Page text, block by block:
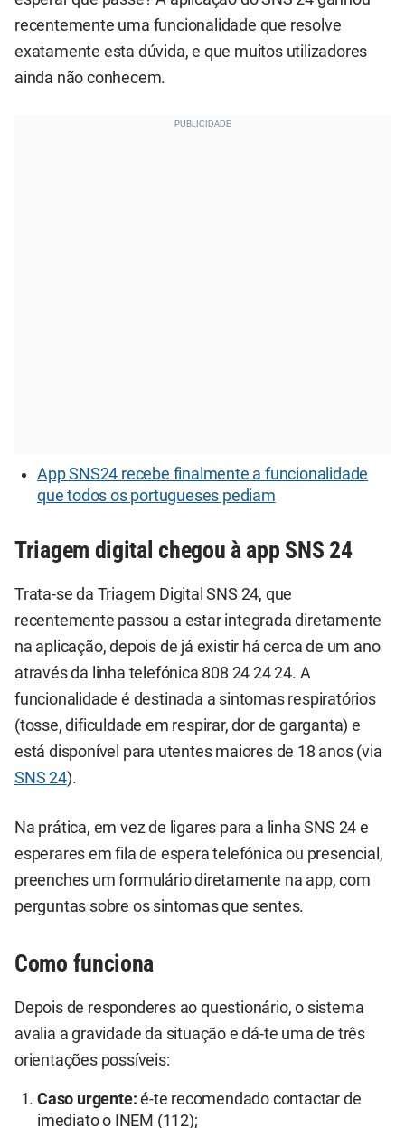
recentemente uma funcionalidade que resolve
exatamente esta dúvida, e que muitos utilizadores
ainda não conhecem.
App SNS24 recebe finalmente a funcionalidade
que todos os portugueses pediam
Triagem digital chegou à app SNS 24
Trata-se da Triagem Digital SNS 24, que
recentemente passou a estar integrada diretamente
na aplicação, depois de já existir há cerca de um ano
através da linha telefónica 808 24 24 24. A
funcionalidade é destinada a sintomas respiratórios
(tosse, dificuldade em respirar, dor de garganta) e
está disponível para utentes maiores de 18 anos (via
SNS 24).
Na prática, em vez de ligares para a linha SNS 24 e
esperares em fila de espera telefónica ou presencial,
preenches um formulário diretamente na app, com
perguntas sobre os sintomas que sentes.
Como funciona
Depois de responderes ao questionário, o sistema
avalia a gravidade da situação e dá-te uma de três
orientações possíveis:
Caso urgente: é-te recomendado contactar de
imediato o INEM (112);